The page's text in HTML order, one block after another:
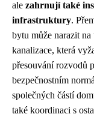
ale zahrnují také
infrastruktury.
bytu může narazit
kanalizace, která
přesouvání rozvodů
bezpečnostním
společných částí
také koordinaci s